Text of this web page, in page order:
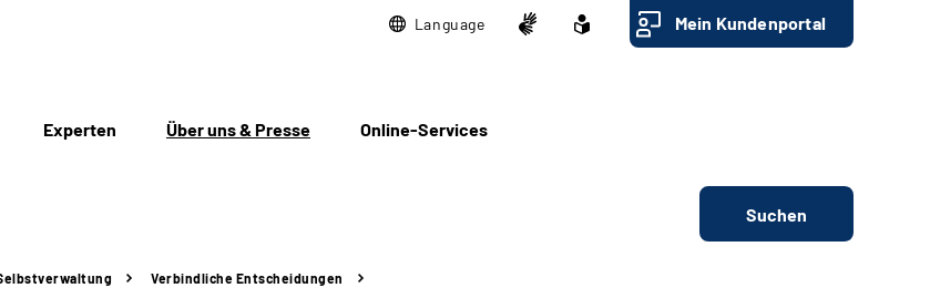
Language Mein Kundenportal
Experten Über uns & Presse Online-Services
Suchen
Verbindliche Entscheidungen